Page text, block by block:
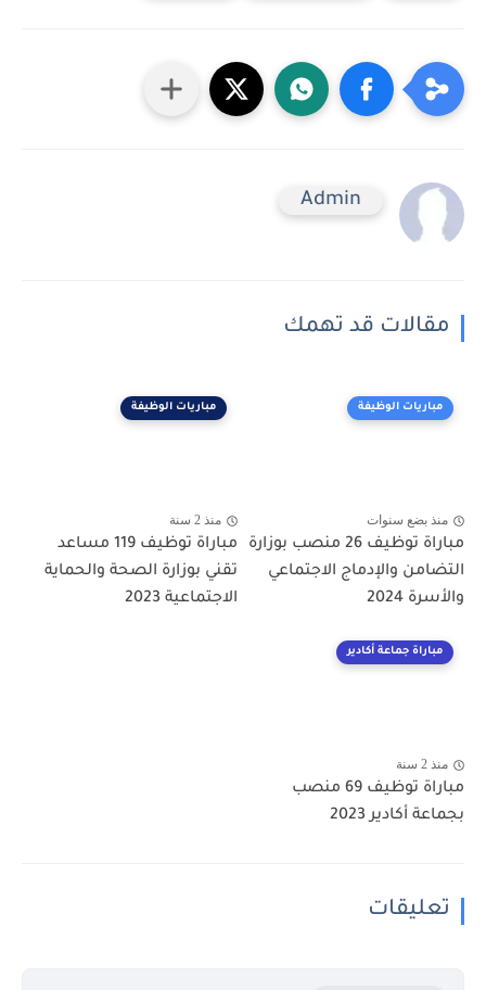
Admin
مقالات قد تهمك
مباريات الوظيفة
منذ بضع سنوات
مباراة توظيف 26 منصب بوزارة
التضامن والإدماج الاجتماعي
والأسرة 2024
مباريات الوظيفة
منذ 2 سنة
مباراة توظيف 119 مساعد
تقني بوزارة الصحة والحماية
الاجتماعية 2023
مباراة جماعة أكادير
منذ 2 سنة
مباراة توظيف 69 منصب
بجماعة أكادير 2023
تعليقات